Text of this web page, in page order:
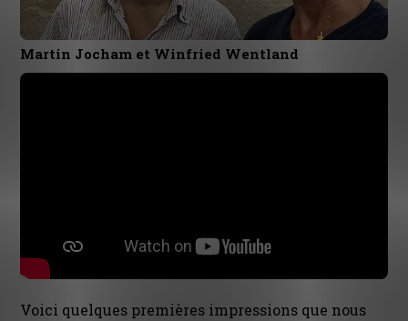
Martin Jocham et Winfried Wentland
Voici quelques premières impressions que nous